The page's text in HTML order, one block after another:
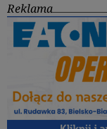
Reklama